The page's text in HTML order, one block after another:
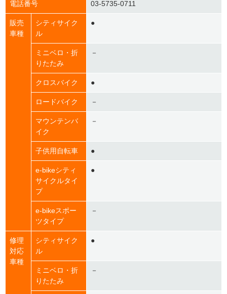
電話番号 03-5735-0711
販売
車種
シティサイク
ル
●
ミニベロ・折
りたたみ
－
クロスバイク ●
ロードバイク －
マウンテンバ
イク
－
子供用自転車 ●
e-bikeシティ
サイクルタイ
プ
●
e-bikeスポー
ツタイプ
－
修理
対応
車種
シティサイク
ル
●
ミニベロ・折
りたたみ
－